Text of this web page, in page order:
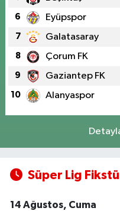
6 Eyüpspor
7 Galatasaray
8 Çorum FK
9 Gaziantep FK
10 Alanyaspor
Süper Lig
14 Ağustos, Cuma